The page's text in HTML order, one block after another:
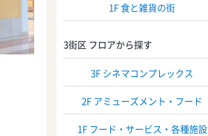
1F 食と雑貨の街
3街区 フロアから探す
3F シネマコンプレックス
2F アミューズメント・フード
1F フード・サービス・各種施設